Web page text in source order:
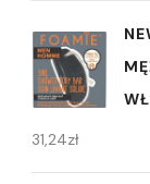
31,24zł